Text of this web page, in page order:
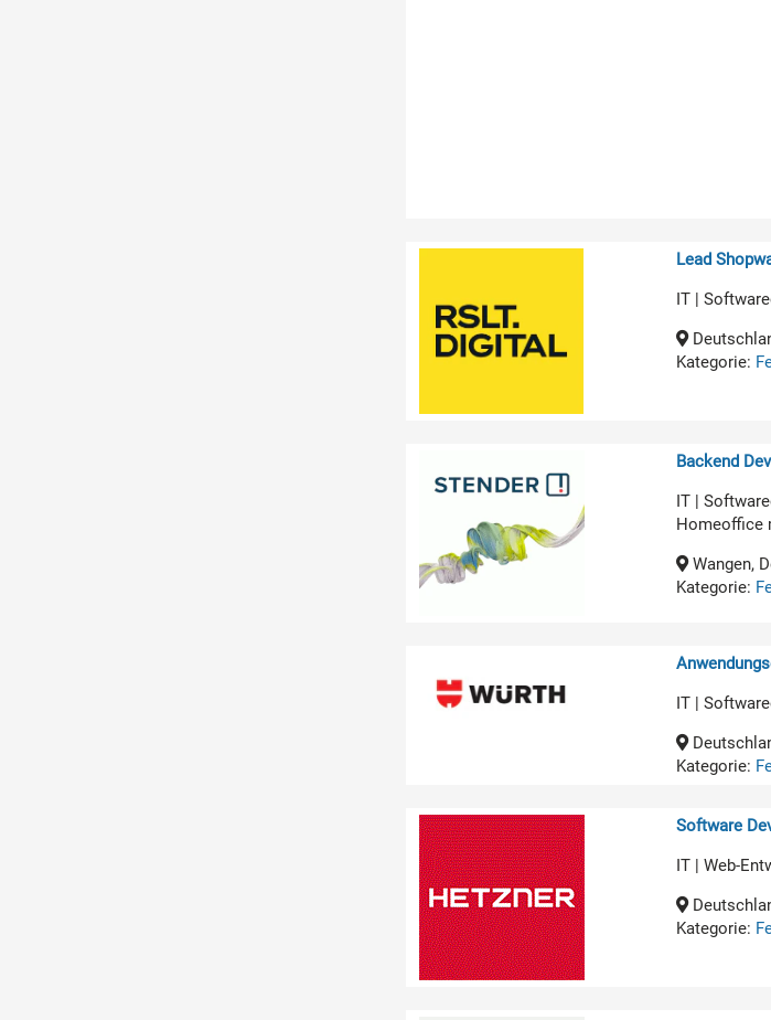
Lead
IT |
Kategorie:
Backend
IT |
Homeoffice
Wangen,
Kategorie:
IT |
Kategorie:
Software
IT | Web-
Kategorie: